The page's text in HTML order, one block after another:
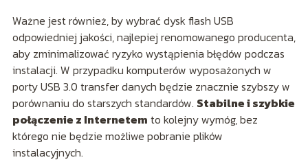
Ważne jest również, by wybrać dysk flash USB
odpowiedniej jakości, najlepiej renomowanego producenta,
aby zminimalizować ryzyko wystąpienia błędów podczas
instalacji. W przypadku komputerów wyposażonych w
porty USB 3.0 transfer danych będzie znacznie szybszy w
porównaniu do starszych standardów. Stabilne i szybkie
połączenie z Internetem to kolejny wymóg, bez
którego nie będzie możliwe pobranie plików
instalacyjnych.